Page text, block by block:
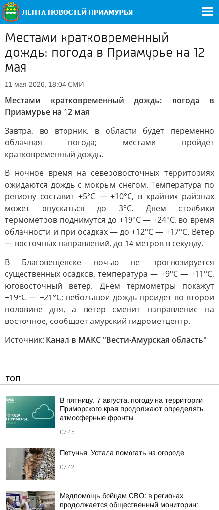
Местами кратковременный
дождь: погода в Приамурье на 12
мая
11 мая 2026, 18:04 СМИ
Местами кратковременный дождь: погода в
Приамурье на 12 мая
Завтра, во вторник, в области будет переменно
облачная погода; местами пройдет
кратковременный дождь.
В ночное время на северовосточных территориях
ожидаются дождь с мокрым снегом. Температура по
региону составит +5°C — +10°C, в крайних районах
может опускаться до 3°C. Днем столбики
термометров поднимутся до +19°C — +24°C, во время
облачности и при осадках — до +12°C — +17°C. Ветер
— восточных направлений, до 14 метров в секунду.
В Благовещенске ночью не прогнозируется
существенных осадков, температура — +9°C — +11°C,
юговосточный ветер. Днем термометры покажут
+19°C — +21°C; небольшой дождь пройдет во второй
половине дня, а ветер сменит направление на
восточное, сообщает амурский гидрометцентр.
Источник: Канал в МАКС "Вести-Амурская область"
ТОП
В пятницу, 7 августа, погоду на территории
Приморского края продолжают определять
атмосферные фронты
07:45
Петунья. Устала помогать на огороде
07:42
Медпомощь бойцам СВО: в регионах
продолжается общественный мониторинг